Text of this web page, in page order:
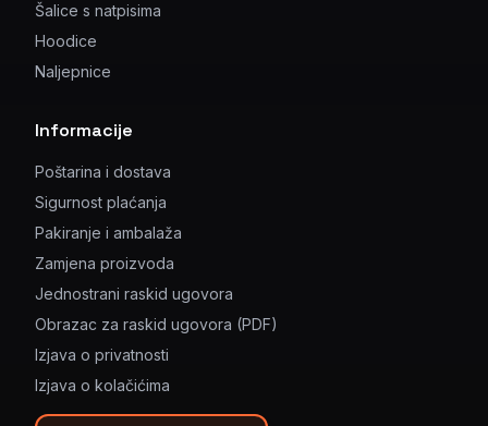
Šalice s natpisima
Hoodice
Naljepnice
Informacije
Poštarina i dostava
Sigurnost plaćanja
Pakiranje i ambalaža
Zamjena proizvoda
Jednostrani raskid ugovora
Obrazac za raskid ugovora (PDF)
Izjava o privatnosti
Izjava o kolačićima